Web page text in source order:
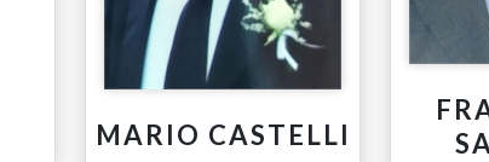
MARIO CASTELLI